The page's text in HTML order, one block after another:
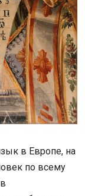
в Европе, на
по всему